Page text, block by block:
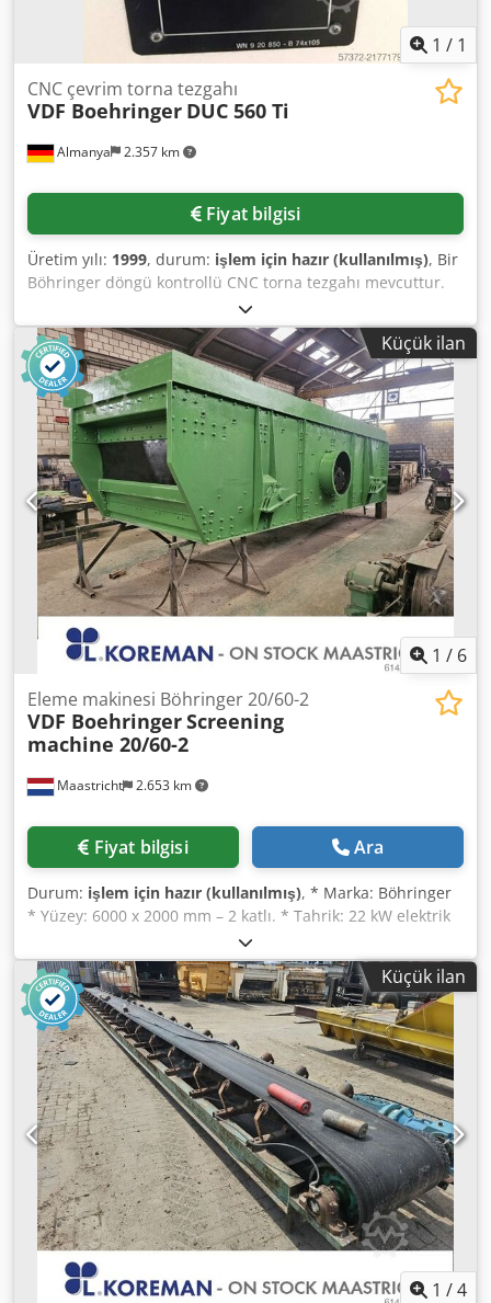
1 / 1
Almanya 2.357 km
CNC çevrim torna tezgahı
VDF Boehringer DUC 560 Ti
Fiyat bilgisi
Üretim yılı: 1999, durum: işlem için hazır (kullanılmış), Bir
Böhringer döngü kontrollü CNC torna tezgahı mevcuttur.
Yatak/plaka üzeri salınım çapı: 570mm/365mm, punta
yüksekliği: 280mm, yatak genişliği: 360mm, X ekseni
hareket mesafesi: 345mm, kızak boyutları X/Y:
260mm/680mm, ana kızak kılavuz uzunluğu: 520mm, devir
sayısı: 2500dev/dak, ilerleme: 50mm/dev, hızlı hareket X/Z:
10m/dak/5m/dak, kovan strok: 190mm, punta açısı: 60°,
maksimum iş parçası ağırlığı: 400kg/1000kg/1600kg.
Dokümantasyon mevcut. Yerinde inceleme mümkündür.
Muhtemelen Temmuz 2026'dan itibaren müsait olacaktır.
Credjy Equyspfx Af Djf
Küçük ilan
1 / 6
Maastricht 2.653 km
Eleme makinesi Böhringer 20/60-2
VDF BoehringerScreening
machine 20/60-2
Fiyat bilgisi Ara
Durum: işlem için hazır (kullanılmış), * Marka: Böhringer
* Yüzey: 6000 x 2000 mm – 2 katlı. * Tahrik: 22 kW elektrik
motoru Cjdeywngtopfx Af Dsrf * Dahil: yaylar ve yay
destekleri
Küçük ilan
1 /4